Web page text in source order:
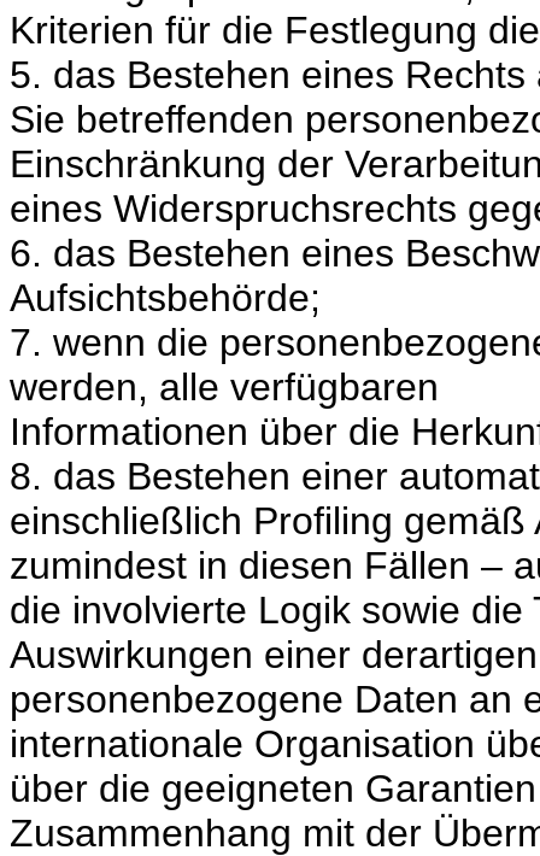
Kriterien für die Festlegung
5. das Bestehen eines
Sie betreffenden
Einschränkung der
eines Widerspruchsrechts
6. das Bestehen eines
Aufsichtsbehörde;
7. wenn die
werden, alle verfügbaren
Informationen über die
8. das Bestehen einer
einschließlich Profiling
zumindest in diesen Fällen –
die involvierte Logik sowie
Auswirkungen einer
personenbezogene Daten an
internationale Organisation
über die geeigneten
Zusammenhang mit der